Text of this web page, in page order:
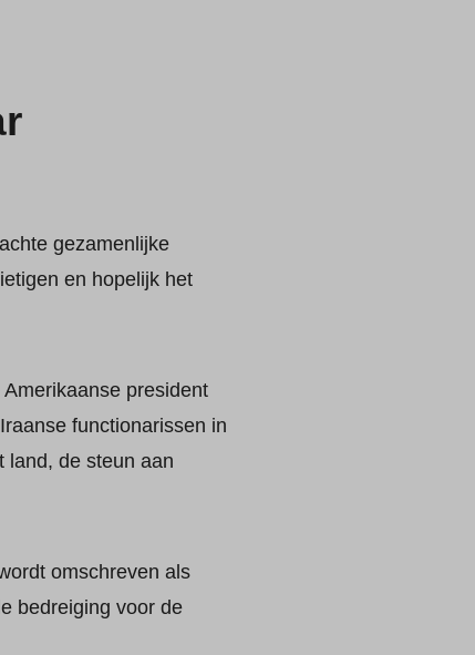
gezamenlijke
en hopelijk het
president
functionarissen in
land, de steun aan
omschreven als
bedreiging voor de